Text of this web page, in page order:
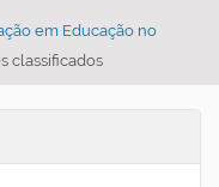
em Educação no
classificados